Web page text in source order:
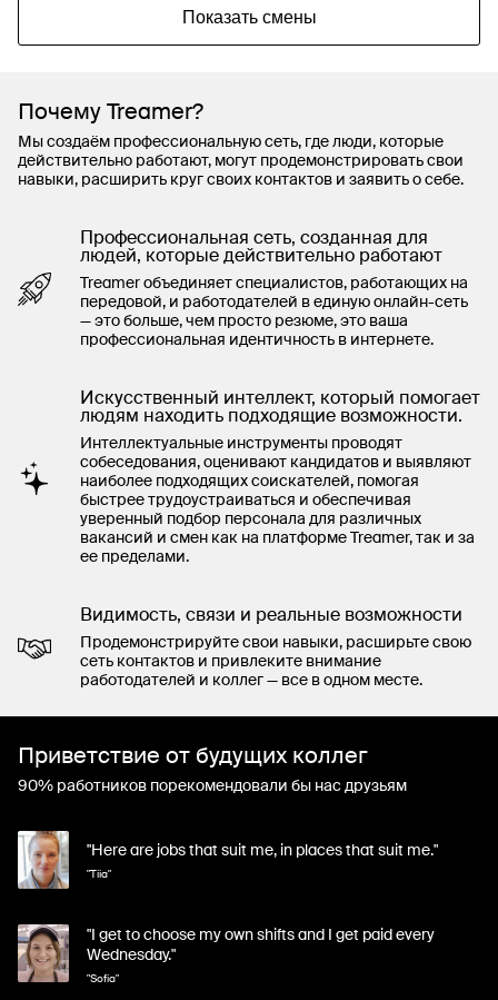
Показать смены
Почему Treamer?
Мы создаём профессиональную сеть, где люди, которые
действительно работают, могут продемонстрировать свои
навыки, расширить круг своих контактов и заявить о себе.
Профессиональная сеть, созданная для
людей, которые действительно работают
Treamer объединяет специалистов, работающих на
передовой, и работодателей в единую онлайн-сеть
— это больше, чем просто резюме, это ваша
профессиональная идентичность в интернете.
Искусственный интеллект, который помогает
людям находить подходящие возможности.
Интеллектуальные инструменты проводят
собеседования, оценивают кандидатов и выявляют
наиболее подходящих соискателей, помогая
быстрее трудоустраиваться и обеспечивая
уверенный подбор персонала для различных
вакансий и смен как на платформе Treamer, так и за
ее пределами.
Видимость, связи и реальные возможности
Продемонстрируйте свои навыки, расширьте свою
сеть контактов и привлеките внимание
работодателей и коллег — все в одном месте.
Приветствие от будущих коллег
90% работников порекомендовали бы нас друзьям
"Here are jobs that suit me, in places that suit me."
"Tiia"
"I get to choose my own shifts and I get paid every
Wednesday."
"Sofia"